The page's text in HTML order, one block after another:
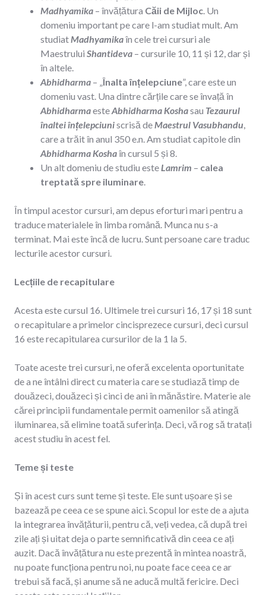
Madhyamika – învățătura Căii de Mijloc. Un
domeniu important pe care l-am studiat mult. Am
studiatMadhyamikaîn cele trei cursuri ale
Maestrului Shantideva – cursurile 10, 11 și 12, dar și
în altele.
Abhidharma – „Înalta înțelepciune”, care este un
domeniu vast. Una dintre cărțile care se învață în
AbhidharmaesteAbhidharma Koshasau Tezaurul
înaltei înțelepciuniscrisă deMaestrul Vasubhandu,
care a trăit în anul 350 e.n. Am studiat capitole din
Abhidharma Koshaîn cursul 5 și 8.
Un alt domeniu de studiu esteLamrim – calea
treptată spre iluminare.
În timpul acestor cursuri, am depus eforturi mari pentru a
traduce materialele în limba română. Munca nu s-a
terminat. Mai este încă de lucru. Sunt persoane care traduc
lecturile acestor cursuri.
Lecțiile de recapitulare
Acesta este cursul 16. Ultimele trei cursuri 16, 17 și 18 sunt
o recapitulare a primelor cincisprezece cursuri, deci cursul
16 este recapitularea cursurilor de la 1 la 5.
Toate aceste trei cursuri, ne oferă excelenta oportunitate
de a ne întâlni direct cu materia care se studiază timp de
douăzeci, douăzeci și cinci de ani în mănăstire. Materie ale
cărei principii fundamentale permit oamenilor să atingă
iluminarea, să elimine toată suferința. Deci, vă rog să tratați
acest studiu în acest fel.
Teme și teste
Și în acest curs sunt teme și teste. Ele sunt ușoare și se
bazează pe ceea ce se spune aici. Scopul lor este de a ajuta
la integrarea învățăturii, pentru că, veți vedea, că după trei
zile ați și uitat deja o parte semnificativă din ceea ce ați
auzit. Dacă învățătura nu este prezentă în mintea noastră,
nu poate funcționa pentru noi, nu poate face ceea ce ar
trebui să facă, și anume să ne aducă multă fericire. Deci